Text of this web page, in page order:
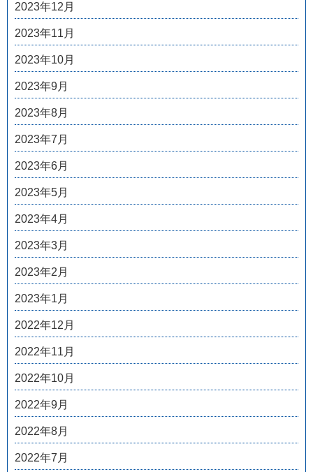
2023年12月
2023年11月
2023年10月
2023年9月
2023年8月
2023年7月
2023年6月
2023年5月
2023年4月
2023年3月
2023年2月
2023年1月
2022年12月
2022年11月
2022年10月
2022年9月
2022年8月
2022年7月